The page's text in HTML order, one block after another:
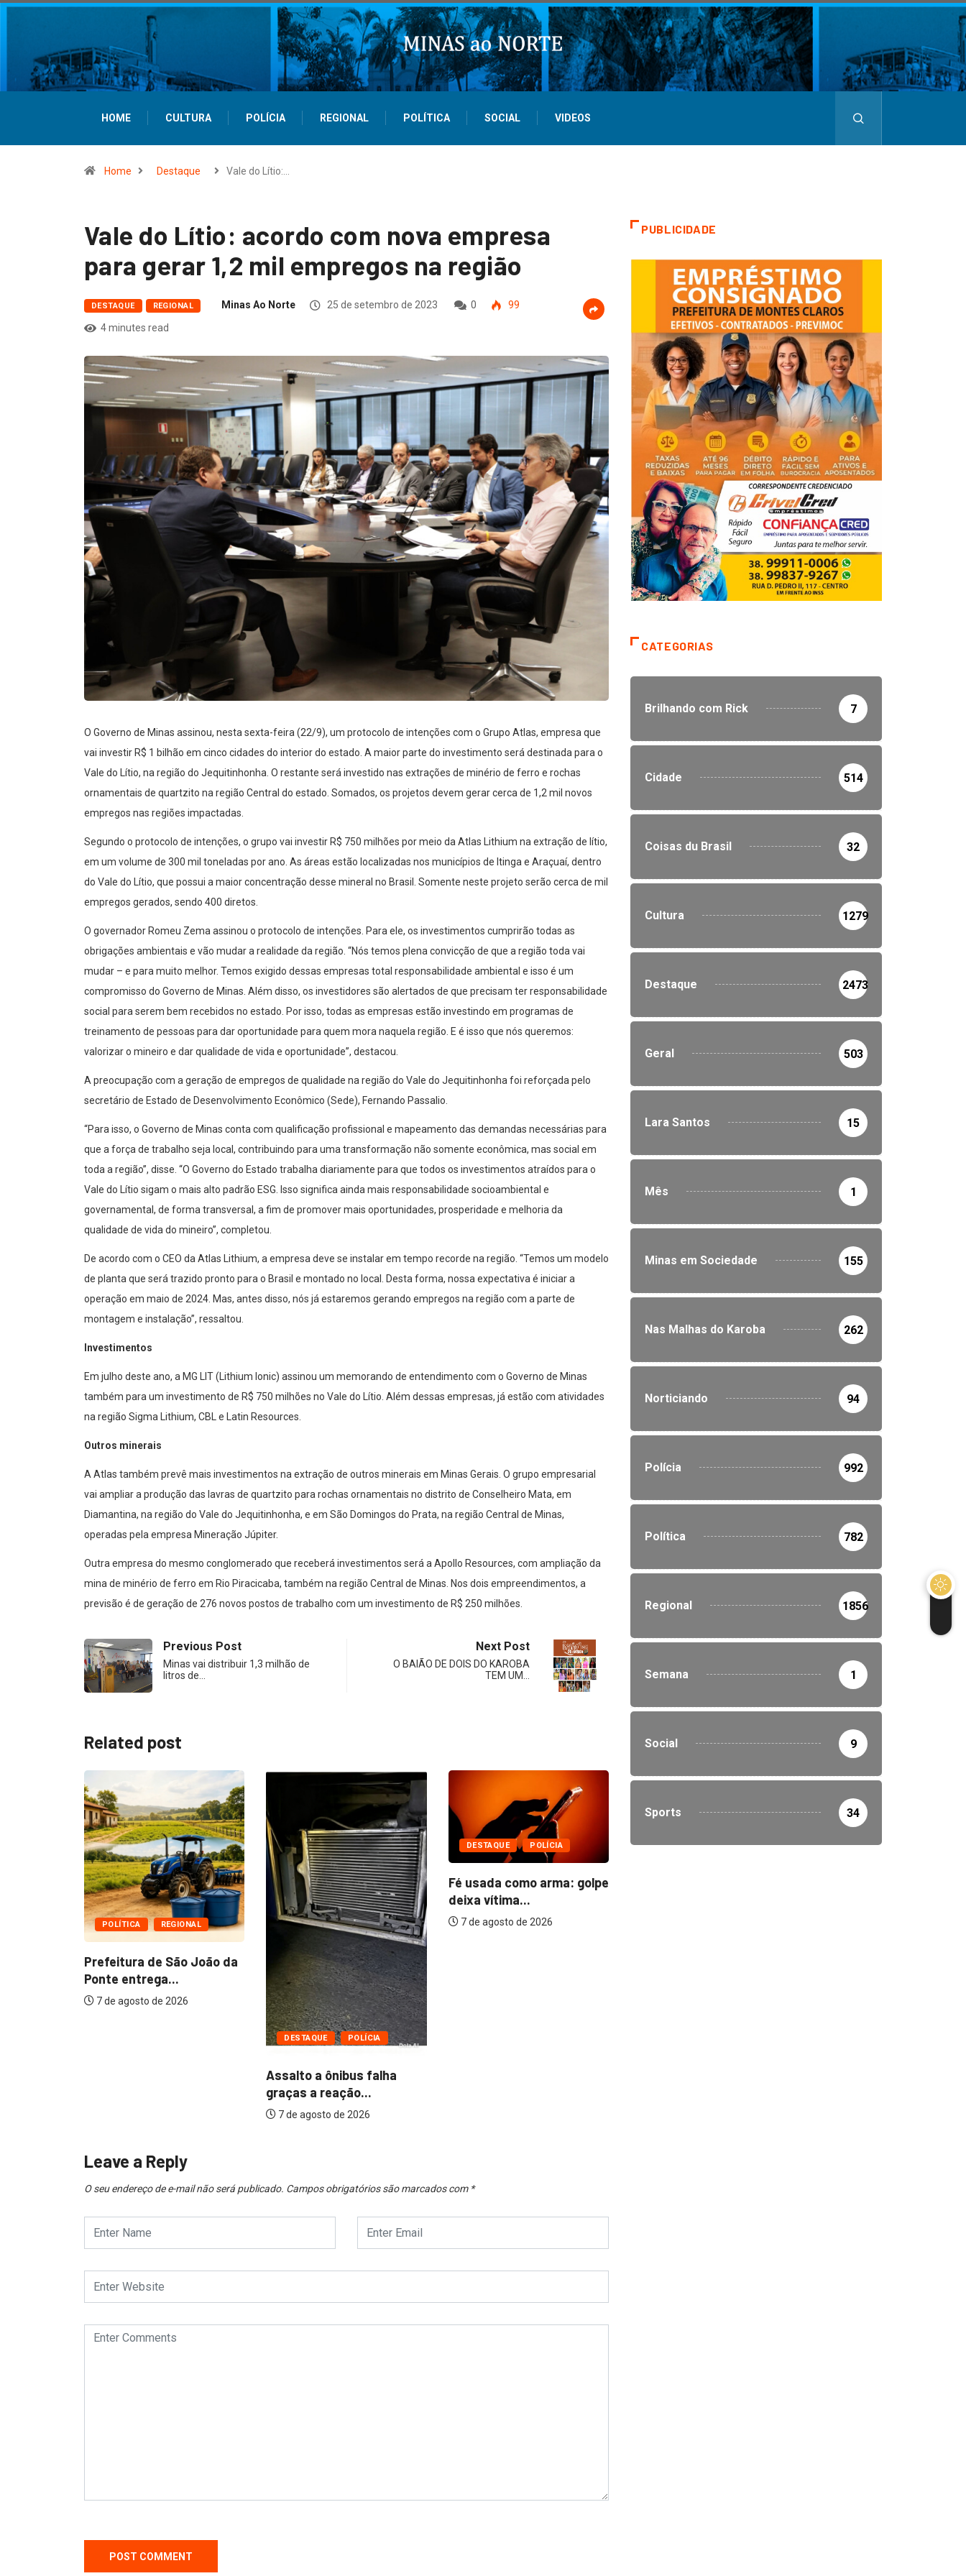
HOME CULTURA POLÍCIA REGIONAL POLÍTICA SOCIAL VIDEOS
Home Destaque Vale do Lítio:…
Vale do Lítio: acordo com nova empresa
para gerar 1,2 mil empregos na região
DESTAQUE REGIONAL Minas Ao Norte 25 de setembro de 2023 0
99
4 minutes read
O Governo de Minas assinou, nesta sexta-feira (22/9), um protocolo de intenções com o Grupo Atlas, empresa que
vai investir R$ 1 bilhão em cinco cidades do interior do estado. A maior parte do investimento será destinada para o
Vale do Lítio, na região do Jequitinhonha. O restante será investido nas extrações de minério de ferro e rochas
ornamentais de quartzito na região Central do estado. Somados, os projetos devem gerar cerca de 1,2 mil novos
empregos nas regiões impactadas.
Segundo o protocolo de intenções, o grupo vai investir R$ 750 milhões por meio da Atlas Lithium na extração de lítio,
em um volume de 300 mil toneladas por ano. As áreas estão localizadas nos municípios de Itinga e Araçuaí, dentro
do Vale do Lítio, que possui a maior concentração desse mineral no Brasil. Somente neste projeto serão cerca de mil
empregos gerados, sendo 400 diretos.
O governador Romeu Zema assinou o protocolo de intenções. Para ele, os investimentos cumprirão todas as
obrigações ambientais e vão mudar a realidade da região. “Nós temos plena convicção de que a região toda vai
mudar – e para muito melhor. Temos exigido dessas empresas total responsabilidade ambiental e isso é um
compromisso do Governo de Minas. Além disso, os investidores são alertados de que precisam ter responsabilidade
social para serem bem recebidos no estado. Por isso, todas as empresas estão investindo em programas de
treinamento de pessoas para dar oportunidade para quem mora naquela região. E é isso que nós queremos:
valorizar o mineiro e dar qualidade de vida e oportunidade”, destacou.
A preocupação com a geração de empregos de qualidade na região do Vale do Jequitinhonha foi reforçada pelo
secretário de Estado de Desenvolvimento Econômico (Sede), Fernando Passalio.
“Para isso, o Governo de Minas conta com qualificação profissional e mapeamento das demandas necessárias para
que a força de trabalho seja local, contribuindo para uma transformação não somente econômica, mas social em
toda a região”, disse. “O Governo do Estado trabalha diariamente para que todos os investimentos atraídos para o
Vale do Lítio sigam o mais alto padrão ESG. Isso significa ainda mais responsabilidade socioambiental e
governamental, de forma transversal, a fim de promover mais oportunidades, prosperidade e melhoria da
qualidade de vida do mineiro”, completou.
De acordo com o CEO da Atlas Lithium, a empresa deve se instalar em tempo recorde na região. “Temos um modelo
de planta que será trazido pronto para o Brasil e montado no local. Desta forma, nossa expectativa é iniciar a
operação em maio de 2024. Mas, antes disso, nós já estaremos gerando empregos na região com a parte de
montagem e instalação”, ressaltou.
Investimentos
Em julho deste ano, a MG LIT (Lithium Ionic) assinou um memorando de entendimento com o Governo de Minas
também para um investimento de R$ 750 milhões no Vale do Lítio. Além dessas empresas, já estão com atividades
na região Sigma Lithium, CBL e Latin Resources.
Outros minerais
A Atlas também prevê mais investimentos na extração de outros minerais em Minas Gerais. O grupo empresarial
vai ampliar a produção das lavras de quartzito para rochas ornamentais no distrito de Conselheiro Mata, em
Diamantina, na região do Vale do Jequitinhonha, e em São Domingos do Prata, na região Central de Minas,
operadas pela empresa Mineração Júpiter.
Outra empresa do mesmo conglomerado que receberá investimentos será a Apollo Resources, com ampliação da
mina de minério de ferro em Rio Piracicaba, também na região Central de Minas. Nos dois empreendimentos, a
previsão é de geração de 276 novos postos de trabalho com um investimento de R$ 250 milhões.
Previous Post
Minas vai distribuir 1,3 milhão de
litros de…
Next Post
O BAIÃO DE DOIS DO KAROBA
TEM UM…
Related post
DESTAQUE POLÍCIA
Fé usada como arma: golpe
deixa vítima...
7 de agosto de 2026 POLÍTICA REGIONAL
DESTAQUE
Leave a Reply
O seu endereço de e-mail não será publicado. Campos obrigatórios são marcados com *
PUBLICIDADE
CATEGORIAS
Brilhando com Rick 7
Cidade 514
Coisas du Brasil 32
Cultura 1279
Destaque 2473
Geral 503
Lara Santos 15
Mês 1
Minas em Sociedade 155
Nas Malhas do Karoba 262
Norticiando 94
Polícia 992
Política 782
Regional 1856
Semana 1
Social 9
Sports 34